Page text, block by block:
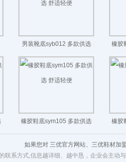
男装靴底syb012 多款供选
舒适轻便
橡胶
橡胶鞋底sym105 多款供选
舒适轻便
橡胶
如果您对 三优官方网站、三优鞋材加
联系方式,信息越详细、越中恳，企业会主动